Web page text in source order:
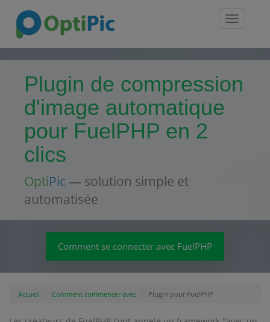
Toggle
Plugin de compression
d'image automatique
pour FuelPHP en 2
clics
OptiPic — solution simple et
automatisée
Comment se connecter avec FuelPHP
Accueil Comment commencer avec Plugin pour FuelPHP